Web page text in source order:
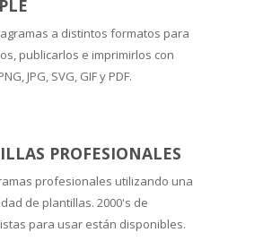
a distintos formatos para
publicarlos e imprimirlos con
JPG, SVG, GIF y PDF.
PROFESIONALES
profesionales utilizando una
de plantillas. 2000's de
para usar están disponibles.